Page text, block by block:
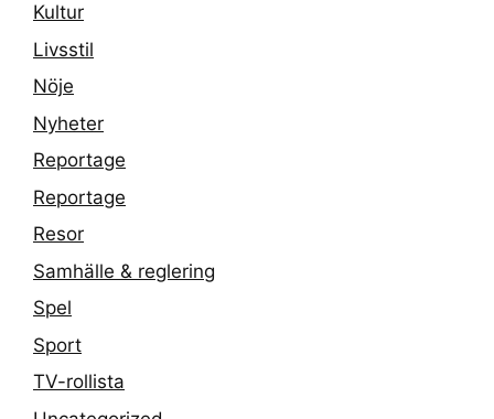
Kultur
Livsstil
Nöje
Nyheter
Reportage
Reportage
Resor
Samhälle & reglering
Spel
Sport
TV-rollista